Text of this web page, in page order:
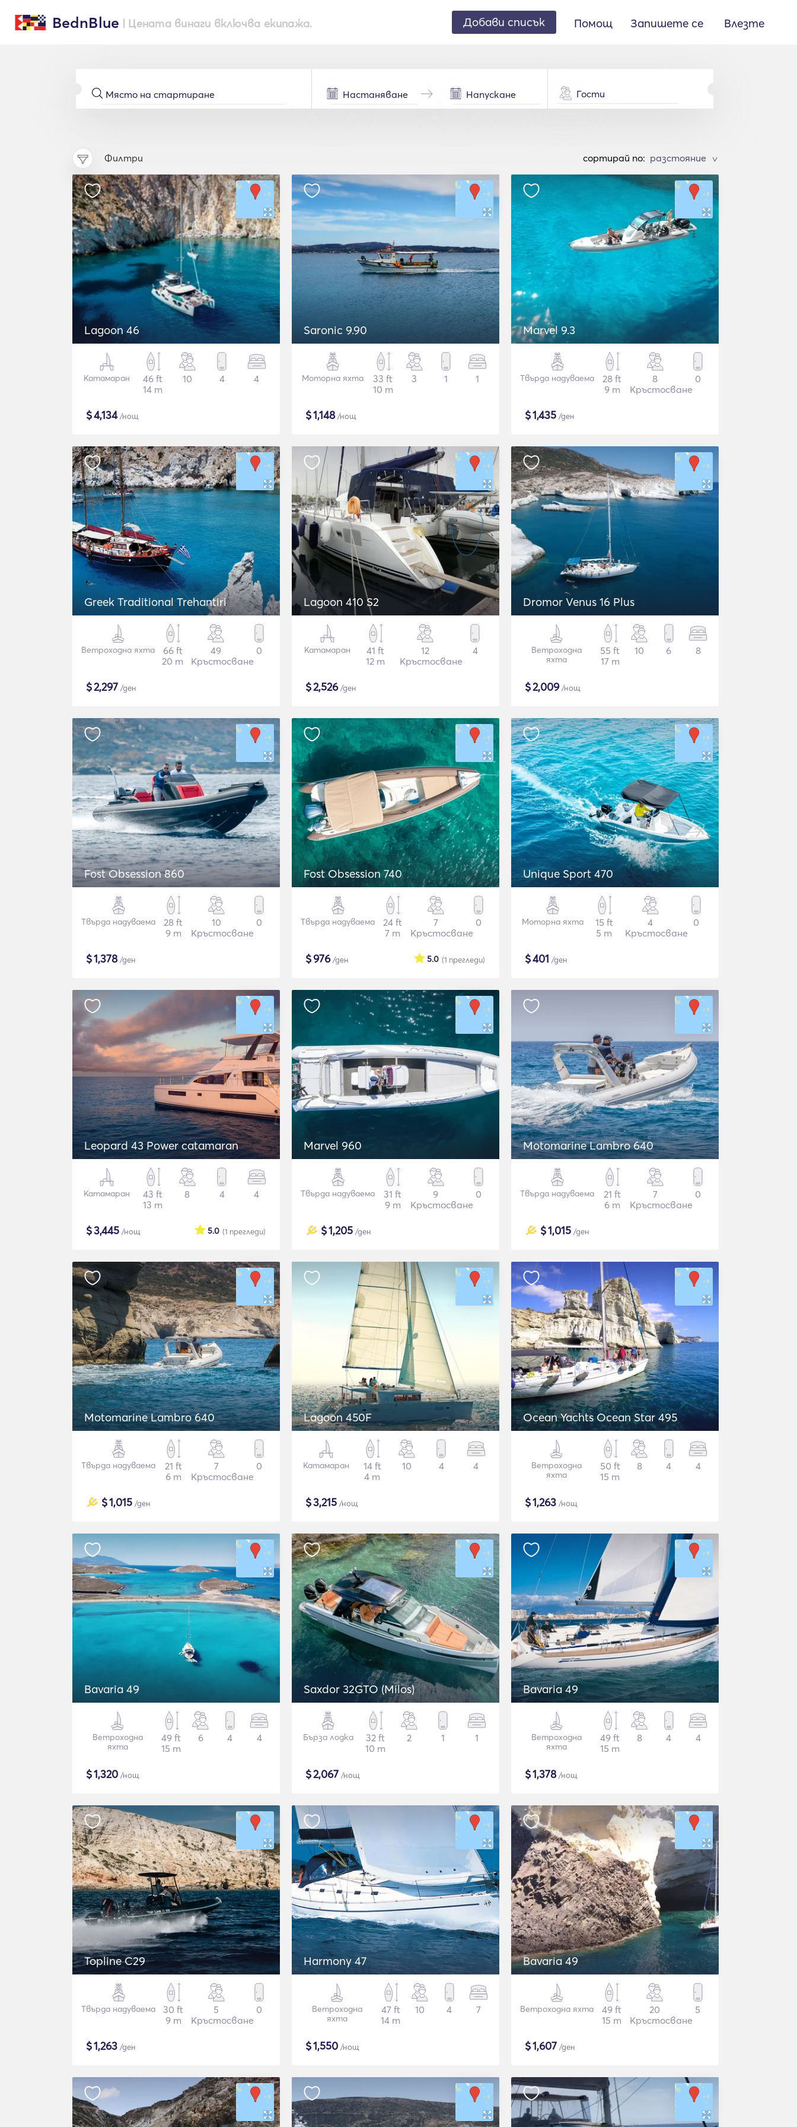
BednBlue | Цената винаги включва екипажа. Добави списък Помощ Запишете се Влезте
Гости
Филтри cортирай по: >
Lagoon 46
Катамаран
46 ft
14 m
10 4 4
$4,134/нощ
Saronic 9.90
Моторна яхта
33 ft
10 m
3 1 1
$1,148/нощ
Marvel 9.3
Твърда надуваема
28 ft
9 m
8
Кръстосване
0
$1,435 /ден
Greek Traditional Trehantiri
Ветроходна яхта
66 ft
20 m
49
Кръстосване
0
$2,297 /ден
Lagoon 410 S2
Катамаран
41 ft
12 m
12
Кръстосване
4
$2,526/ден
Dromor Venus 16 Plus
Ветроходна
яхта
55 ft
17 m
10 6 8
$2,009/нощ
Fost Obsession 860
Твърда надуваема
28 ft
9 m
10
Кръстосване
0
$1,378/ден
Fost Obsession 740
Твърда надуваема
24 ft
7 m
7
Кръстосване
0
$976/ден (1 прегледи)
5.0
Unique Sport 470
Моторна яхта
15 ft
5 m
4
Кръстосване
0
$401 /ден
Leopard 43 Power catamaran
Катамаран
43 ft
13 m
8 4 4
$3,445 /нощ (1 прегледи)
5.0
Μarvel 960
Твърда надуваема
31 ft
9 m
9
Кръстосване
0
$1,205 /ден
Motomarine Lambro 640
Твърда надуваема
21 ft
6 m
7
Кръстосване
0
$1,015 /ден
Motomarine Lambro 640
Твърда надуваема
21 ft
6 m
7
Кръстосване
0
$1,015 /ден
Lagoon 450F
Катамаран
14 ft
4 m
10 4 4
$3,215 /нощ
Ocean Yachts Ocean Star 495
Ветроходна
яхта
50 ft
15 m
8 4 4
$1,263 /нощ
Bavaria 49
Ветроходна
яхта
49 ft
15 m
6 4 4
$1,320 /нощ
Saxdor 32GTO (Milos)
Бърза лодка
32 ft
10 m
2 1 1
$2,067 /нощ
Bavaria 49
Ветроходна
яхта
49 ft
15 m
8 4 4
$1,378/нощ
Topline C29
Твърда надуваема
30 ft
9 m
5
Кръстосване
0
$1,263 /ден
Harmony 47
Ветроходна
яхта
47 ft
14 m
10 4 7
$1,550 /нощ
Bavaria 49
Ветроходна яхта
49 ft
15 m
20
Кръстосване
5
$1,607 /ден